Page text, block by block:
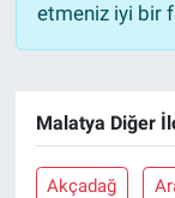
etmeniz iyi bir
Malatya Diğer
Akçadağ